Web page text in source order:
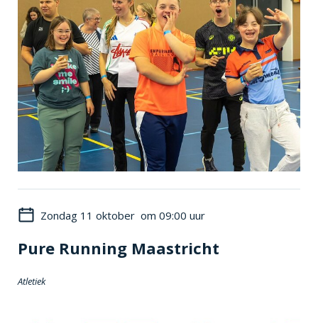
Zondag 11 oktober om 09:00 uur
Pure Running Maastricht
Atletiek